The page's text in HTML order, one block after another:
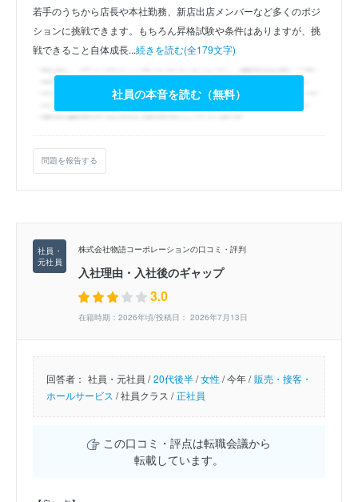
若手のうちから店長や本社勤務、新店出店メンバーなど多くのポジ
ションに挑戦できます。もちろん昇格試験や条件はありますが、挑
戦できること自体成長...続きを読む(全179文字)
社員の本音を読む（無料）
問題を報告する
株式会社物語コーポレーションの口コミ・評判
入社理由・入社後のギャップ
3.0
在籍時期：2026年頃/投稿日： 2026年7月13日
回答者： 社員・元社員 / 20代後半/女性/今年 / 販売・接客・
ホールサービス /社員クラス / 正社員
この口コミ・評点は転職会議から
転載しています。